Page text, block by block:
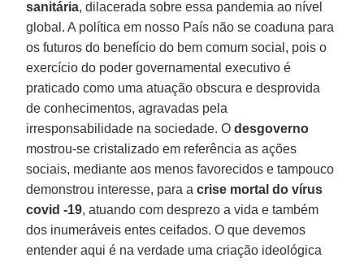
sanitária, dilacerada sobre essa pandemia ao nível
global. A política em nosso País não se coaduna para
os futuros do benefício do bem comum social, pois o
exercício do poder governamental executivo é
praticado como uma atuação obscura e desprovida
de conhecimentos, agravadas pela
irresponsabilidade na sociedade. Odesgoverno
mostrou-se cristalizado em referência as ações
sociais, mediante aos menos favorecidos e tampouco
demonstrou interesse, para acrise mortal do vírus
covid -19, atuando com desprezo a vida e também
dos inumeráveis entes ceifados. O que devemos
entender aqui é na verdade uma criação ideológica